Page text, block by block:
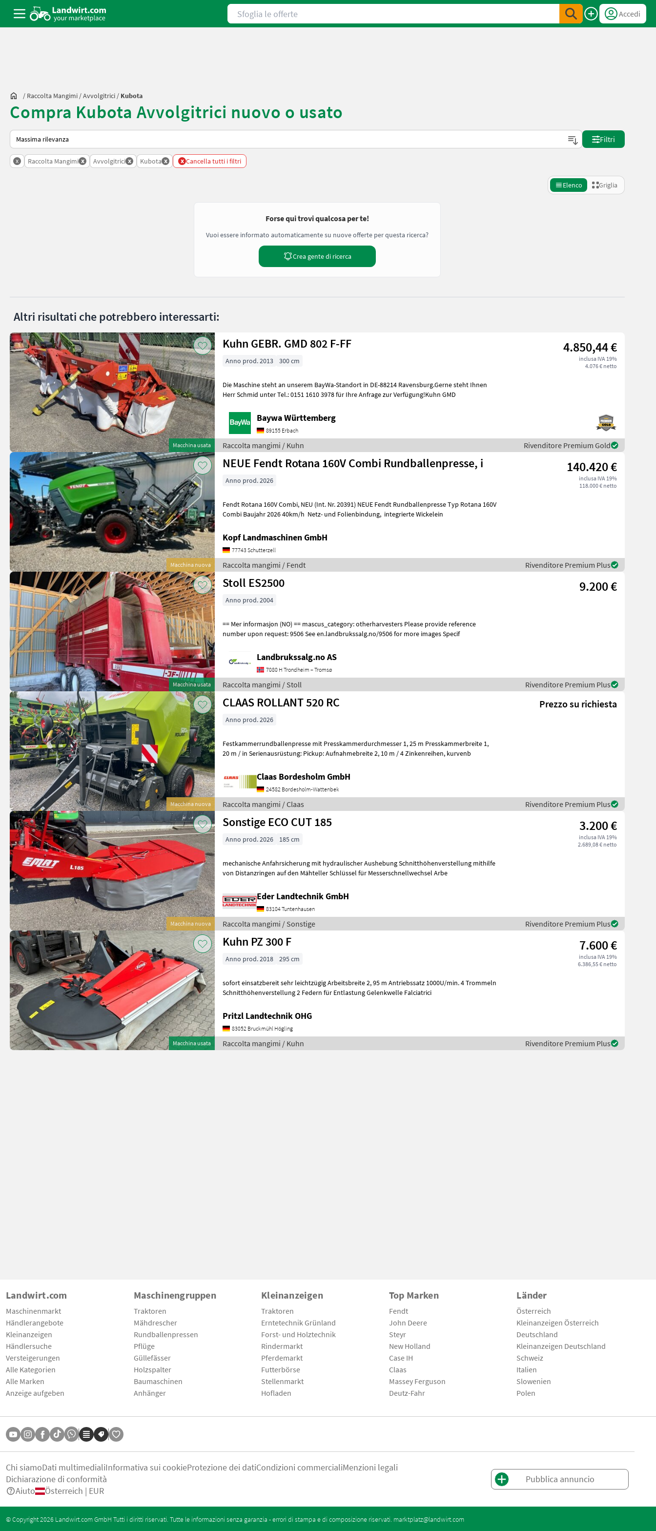
Sfoglia le offerte
Accedi
/ Raccolta Mangimi /Avvolgitrici / Kubota
Compra Kubota Avvolgitrici nuovo o usato
Ecco come viene ordinato su Landwirt.com
Filtri
x Raccolta Mangimi x Avvolgitrici x Kubota x x Cancella tutti i filtri
Elenco Griglia
Forse qui trovi qualcosa per te!
Vuoi essere informato automaticamente su nuove offerte per questa ricerca?
Crea gente di ricerca
Altri risultati che potrebbero interessarti:
Macchina usata
Kuhn GEBR. GMD 802 F-FF 4.850,44 €
inclusa IVA 19%
4.076 € netto
Anno prod. 2013 300 cm
Die Maschine steht an unserem BayWa-Standort in DE-88214 Ravensburg.Gerne steht Ihnen
Herr Schmid unter Tel.: 0151 1610 3978 für Ihre Anfrage zur Verfügung!Kuhn GMD
Baywa Württemberg
89155 Erbach
Raccolta mangimi / Kuhn Rivenditore Premium Gold
Macchina nuova
NEUE Fendt Rotana 160V Combi Rundballenpresse, i 140.420 €
inclusa IVA 19%
118.000 € netto
Anno prod. 2026
Fendt Rotana 160V Combi, NEU (Int. Nr. 20391) NEUE Fendt Rundballenpresse Typ Rotana 160V
Combi Baujahr 2026 40km/h Netz- und Folienbindung, integrierte Wickelein
Kopf Landmaschinen GmbH
77743 Schutterzell
Raccolta mangimi / Fendt Rivenditore Premium Plus
Macchina usata
Stoll ES2500 9.200 €
Anno prod. 2004
== Mer informasjon (NO) == mascus_category: otherharvesters Please provide reference
number upon request: 9506 See en.landbrukssalg.no/9506 for more images Specif
Landbrukssalg.no AS
7080 H Trondheim – Tromsø
Raccolta mangimi / Stoll Rivenditore Premium Plus
Macchina nuova
CLAAS ROLLANT 520 RC Prezzo su richiesta
Anno prod. 2026
Festkammerrundballenpresse mit Presskammerdurchmesser 1, 25 m Presskammerbreite 1,
20 m / in Serienausrüstung: Pickup: Aufnahmebreite 2, 10 m / 4 Zinkenreihen, kurvenb
Claas Bordesholm GmbH
24582 Bordesholm-Wattenbek
Raccolta mangimi / Claas Rivenditore Premium Plus
Macchina nuova
Sonstige ECO CUT 185 3.200 €
inclusa IVA 19%
2.689,08 € netto
Anno prod. 2026 185 cm
mechanische Anfahrsicherung mit hydraulischer Aushebung Schnitthöhenverstellung mithilfe
von Distanzringen auf den Mähteller Schlüssel für Messerschnellwechsel Arbe
Eder Landtechnik GmbH
83104 Tuntenhausen
Raccolta mangimi / Sonstige Rivenditore Premium Plus
Macchina usata
Kuhn PZ 300 F 7.600 €
inclusa IVA 19%
6.386,55 € netto
Anno prod. 2018 295 cm
sofort einsatzbereit sehr leichtzügig Arbeitsbreite 2, 95 m Antriebssatz 1000U/min. 4 Trommeln
Schnitthöhenverstellung 2 Federn für Entlastung Gelenkwelle Falciatrici
Pritzl Landtechnik OHG
83052 Bruckmühl Högling
Raccolta mangimi / Kuhn Rivenditore Premium Plus
Landwirt.com
Maschinenmarkt
Händlerangebote
Kleinanzeigen
Händlersuche
Versteigerungen
Alle Kategorien
Alle Marken
Anzeige aufgeben
Maschinengruppen
Traktoren
Mähdrescher
Rundballenpressen
Pflüge
Güllefässer
Holzspalter
Baumaschinen
Anhänger
Kleinanzeigen
Traktoren
Erntetechnik Grünland
Forst- und Holztechnik
Rindermarkt
Pferdemarkt
Futterbörse
Stellenmarkt
Hofladen
Top Marken
Fendt
John Deere
Steyr
New Holland
Case IH
Claas
Massey Ferguson
Deutz-Fahr
Länder
Österreich
Kleinanzeigen Österreich
Deutschland
Kleinanzeigen Deutschland
Schweiz
Italien
Slowenien
Polen
Chi siamoDati multimedialiInformativa sui cookieProtezione dei datiCondizioni commercialiMenzioni legali
Dichiarazione di conformità
Aiuto
Österreich | EUR
Pubblica annuncio
© Copyright 2026 Landwirt.com GmbH Tutti i diritti riservati. Tutte le informazioni senza garanzia - errori di stampa e di composizione riservati. marktplatz@landwirt.com